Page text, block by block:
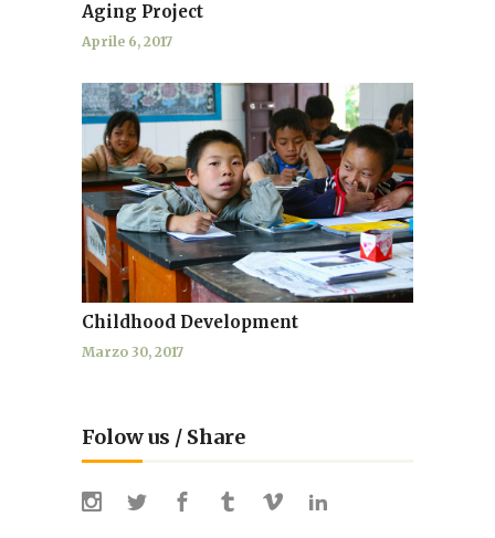
Aging Project
Aprile 6, 2017
Childhood Development
Marzo 30, 2017
Folow us / Share